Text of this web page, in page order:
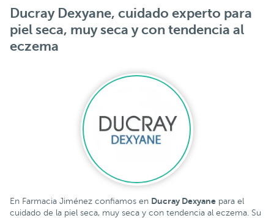
Ducray Dexyane, cuidado experto para
piel seca, muy seca y con tendencia al
eczema
En Farmacia Jiménez confiamos en Ducray Dexyane para el
cuidado de la piel seca, muy seca y con tendencia al eczema. Su